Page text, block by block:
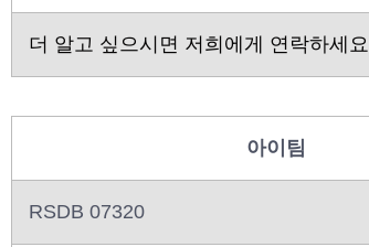
더 알고 싶으시면 저희에게 연락하세요
아이팀
RSDB 07320